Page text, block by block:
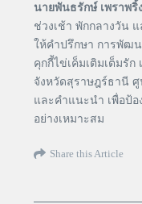
นายพันธรักษ์ เพราพริ้
ช่วงเช้า พักกลางวัน
ให้คำปรึกษา การพัฒ
คุกกี้ไข่เค็มเติมเต็ม
จังหวัดสุราษฎร์ธานี
และคำแนะนำ เพื่อป้
อย่างเหมาะสม
Share this Article